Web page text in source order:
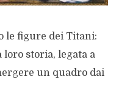
le figure dei Titani:
storia, legata a
un quadro dai